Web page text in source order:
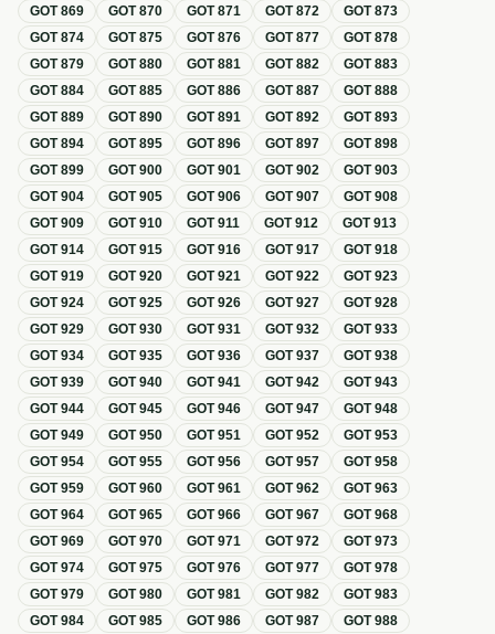
GOT869 GOT870 GOT871 GOT872 GOT873
GOT874 GOT875 GOT876 GOT877 GOT878
GOT879 GOT880 GOT881 GOT882 GOT883
GOT884 GOT885 GOT886 GOT887 GOT888
GOT889 GOT890 GOT891 GOT892 GOT893
GOT894 GOT895 GOT896 GOT897 GOT898
GOT899 GOT900 GOT901 GOT902 GOT903
GOT904 GOT905 GOT906 GOT907 GOT908
GOT909 GOT910 GOT911 GOT912 GOT913
GOT914 GOT915 GOT916 GOT917 GOT918
GOT919 GOT920 GOT921 GOT922 GOT923
GOT924 GOT925 GOT926 GOT927 GOT928
GOT929 GOT930 GOT931 GOT932 GOT933
GOT934 GOT935 GOT936 GOT937 GOT938
GOT939 GOT940 GOT941 GOT942 GOT943
GOT944 GOT945 GOT946 GOT947 GOT948
GOT949 GOT950 GOT951 GOT952 GOT953
GOT954 GOT955 GOT956 GOT957 GOT958
GOT959 GOT960 GOT961 GOT962 GOT963
GOT964 GOT965 GOT966 GOT967 GOT968
GOT969 GOT970 GOT971 GOT972 GOT973
GOT974 GOT975 GOT976 GOT977 GOT978
GOT979 GOT980 GOT981 GOT982 GOT983
GOT984 GOT985 GOT986 GOT987 GOT988